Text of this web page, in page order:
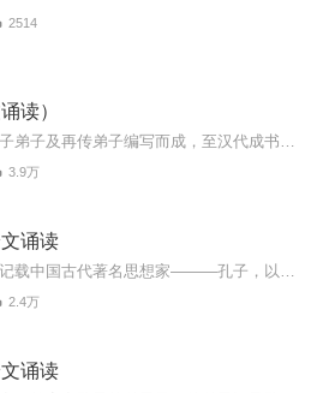
2514
读）
3.9万
文诵读
2.4万
文诵读